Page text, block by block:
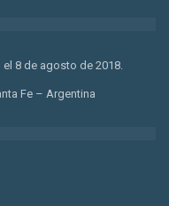
8 de agosto de 2018.
Fe – Argentina